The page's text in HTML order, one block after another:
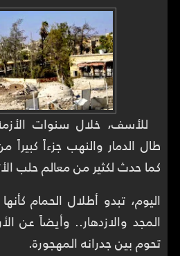
للأسف، خلال سنوات
طال الدمار والنهب جزءاً كبيراً
كما حدث لكثير من معالم حلب
اليوم، تبدو أطلال الحمام
المجد والازدهار.. وأيضاً عن
تحوم بين جدرانه المهجورة.